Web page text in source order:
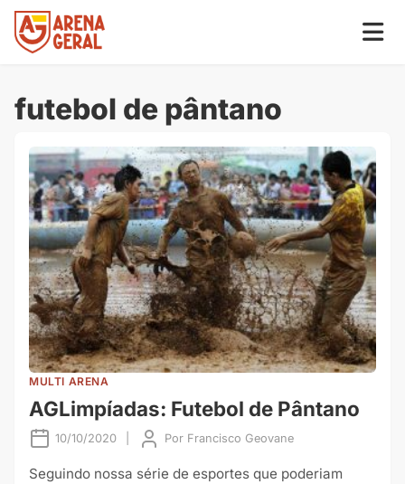
futebol de pântano
MULTI ARENA
AGLimpíadas: Futebol de Pântano
10/10/2020 Por Francisco Geovane
Seguindo nossa série de esportes que poderiam